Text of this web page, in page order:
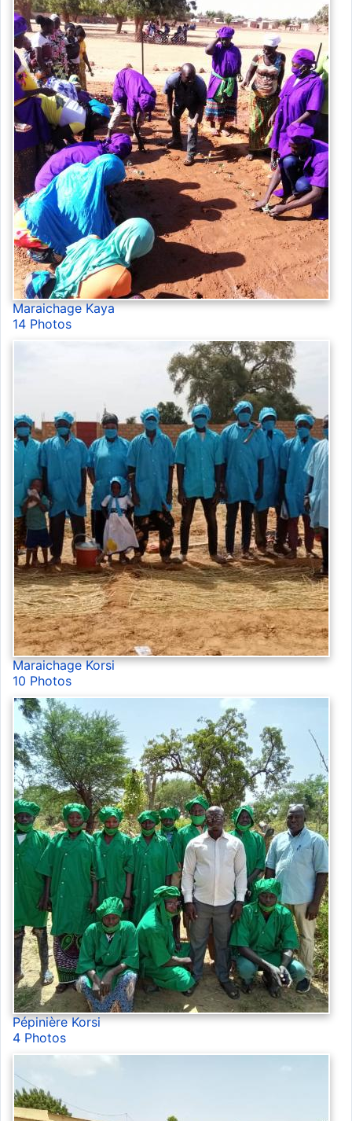
Maraichage Kaya
14 Photos
Maraichage Korsi
10 Photos
Pépinière Korsi
4 Photos